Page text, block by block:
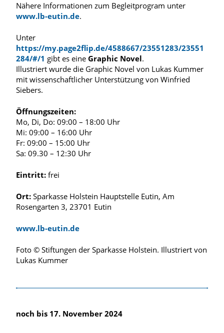
Nähere Informationen zum Begleitprogram unter
www.lb-eutin.de.
Unter
https://my.page2flip.de/4588667/23551283/23551
284/#/1 gibt es eine Graphic Novel.
Illustriert wurde die Graphic Novel von Lukas Kummer
mit wissenschaftlicher Unterstützung von Winfried
Siebers.
Öffnungszeiten:
Mo, Di, Do: 09:00 – 18:00 Uhr
Mi: 09:00 – 16:00 Uhr
Fr: 09:00 – 15:00 Uhr
Sa: 09.30 – 12:30 Uhr
Eintritt: frei
Ort: Sparkasse Holstein Hauptstelle Eutin, Am
Rosengarten 3, 23701 Eutin
www.lb-eutin.de
Foto © Stiftungen der Sparkasse Holstein. Illustriert von
Lukas Kummer
noch bis 17. November 2024